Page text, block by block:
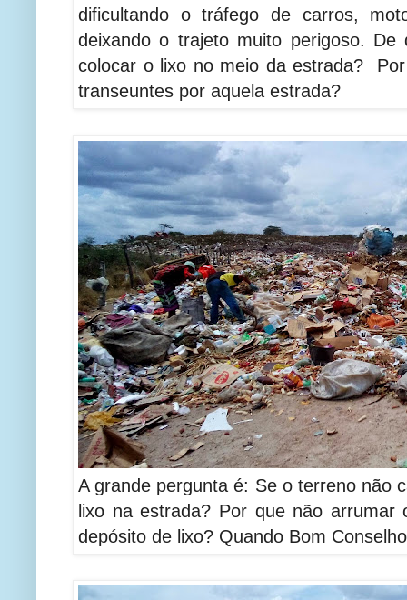
dificultando o tráfego de carros,
deixando o trajeto muito perigoso. De
colocar o lixo no meio da estrada?
transeuntes por aquela estrada?
A grande pergunta é: Se o terreno não
lixo na estrada? Por que não arrumar
depósito de lixo? Quando Bom